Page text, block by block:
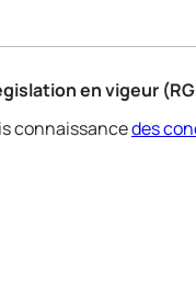
en vigeur
connaissancedes